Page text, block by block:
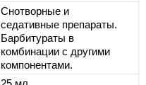
Снотворные и
седативные препараты.
Барбитураты в
комбинации с другими
компонентами.